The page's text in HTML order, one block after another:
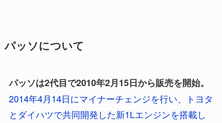
パッソについて
パッソは2代目で2010年2月15日から販売を開始。
2014年4月14日にマイナーチェンジを行い、トヨタ
とダイハツで共同開発した新1Lエンジンを搭載し